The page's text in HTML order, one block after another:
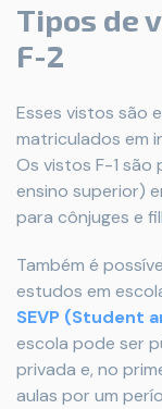
Tipos de
F-2
Esses vistos são
matriculados em
Os vistos F-1
ensino superior)
para cônjuges e
Também é
estudos em
SEVP (Student
escola pode ser
privada e, no
aulas por um